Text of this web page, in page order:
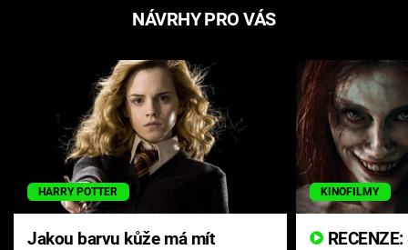
NÁVRHY PRO VÁS
HARRY POTTER
Jakou barvu kůže má mít
KINOFILMY